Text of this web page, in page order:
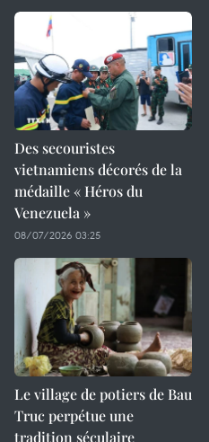
Des secouristes
vietnamiens décorés de la
médaille « Héros du
Venezuela »
08/07/2026 03:25
Le village de potiers de Bau
Truc perpétue une
tradition séculaire